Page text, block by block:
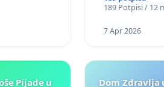
189 Potpisi / 12
7 Apr 2026
Pijade u
Dom Zdravlja